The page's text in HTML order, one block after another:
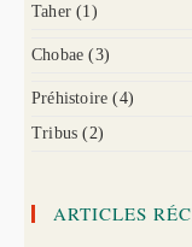
Taher (1)
Chobae (3)
Préhistoire (4)
Tribus (2)
ARTICLES